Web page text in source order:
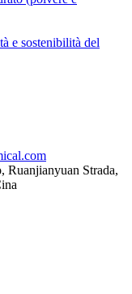
Strada,